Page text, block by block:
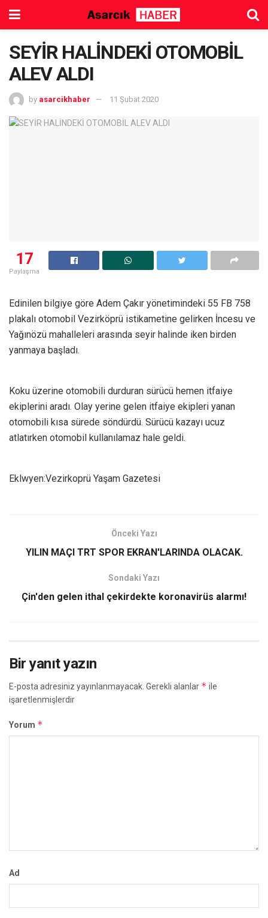
SEYİR HALİNDEKİ OTOMOBİL
ALEV ALDI
by asarcikhaber 11 Şubat 2020
17
Paylaşma
Edinilen bilgiye göre Adem Çakır yönetimindeki 55 FB 758
plakalı otomobil Vezirköprü istikametine gelirken İncesu ve
Yağınözü mahalleleri arasında seyir halinde iken birden
yanmaya başladı.
Koku üzerine otomobili durduran sürücü hemen itfaiye
ekiplerini aradı. Olay yerine gelen itfaiye ekipleri yanan
otomobili kısa sürede söndürdü. Sürücü kazayı ucuz
atlatırken otomobil kullanılamaz hale geldi.
Eklwyen:Vezirkoprü Yaşam Gazetesi
Önceki Yazı
YILIN MAÇI TRT SPOR EKRAN'LARINDA OLACAK.
Sondaki Yazı
Çin'den gelen ithal çekirdekte koronavirüs alarmı!
Bir yanıt yazın
E-posta adresiniz yayınlanmayacak. Gerekli alanlar * ile
işaretlenmişlerdir
Yorum *
Ad